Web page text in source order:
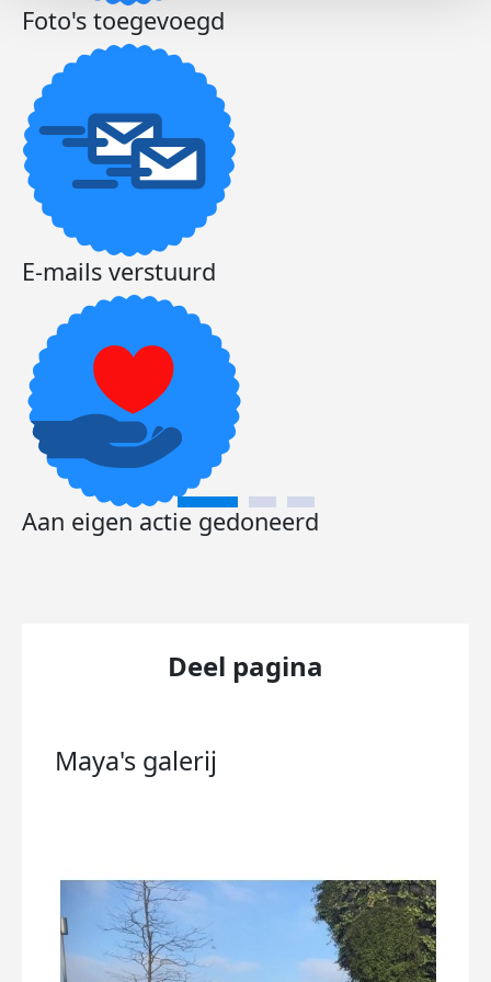
Foto's toegevoegd
E-mails verstuurd
Aan eigen actie gedoneerd
Deel pagina
Maya's galerij